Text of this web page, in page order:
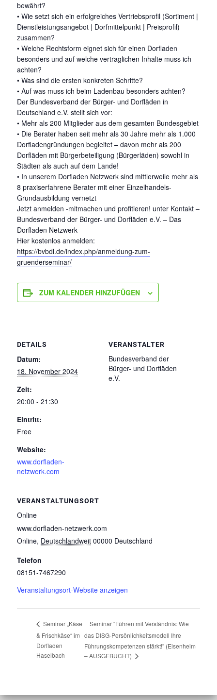
bewährt?
• Wie setzt sich ein erfolgreiches Vertriebsprofil (Sortiment |
Dienstleistungsangebot | Dorfmittelpunkt | Preisprofil)
zusammen?
• Welche Rechtsform eignet sich für einen Dorfladen
besonders und auf welche vertraglichen Inhalte muss ich
achten?
• Was sind die ersten konkreten Schritte?
• Auf was muss ich beim Ladenbau besonders achten?
Der Bundesverband der Bürger- und Dorfläden in
Deutschland e.V. stellt sich vor:
• Mehr als 200 Mitglieder aus dem gesamten Bundesgebiet
• Die Berater haben seit mehr als 30 Jahre mehr als 1.000
Dorfladengründungen begleitet – davon mehr als 200
Dorfläden mit Bürgerbeteiligung (Bürgerläden) sowohl in
Städten als auch auf dem Lande!
• In unserem Dorfladen Netzwerk sind mittlerweile mehr als
8 praxiserfahrene Berater mit einer Einzelhandels-
Grundausbildung vernetzt
Jetzt anmelden -mitmachen und profitieren! unter Kontakt –
Bundesverband der Bürger- und Dorfläden e.V. – Das
Dorfladen Netzwerk
Hier kostenlos anmelden:
https://bvbdl.de/index.php/anmeldung-zum-
gruenderseminar/
ZUM KALENDER HINZUFÜGEN
DETAILS
Datum:
18. November 2024
Zeit:
20:00 - 21:30
Eintritt:
Free
Website:
www.dorfladen-
netzwerk.com
VERANSTALTUNGSORT
Online
www.dorfladen-netzwerk.com
Online, Deutschlandweit 00000 Deutschland
Telefon
08151-7467290
Veranstaltungsort-Website anzeigen
VERANSTALTER
Bundesverband der
Bürger- und Dorfläden
e.V.
Seminar „Käse
& Frischkäse“ im
Dorfladen
Haselbach
Seminar “Führen mit Verständnis: Wie
das DISG-Persönlichkeitsmodell Ihre
Führungskompetenzen stärkt!” (Eisenheim
– AUSGEBUCHT)